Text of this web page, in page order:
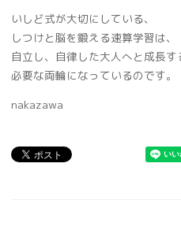
いしど式が大切にしている、
しつけと脳を鍛える速算学習は、
自立し、自律した大人へと成長す
必要な両輪になっているのです。
nakazawa